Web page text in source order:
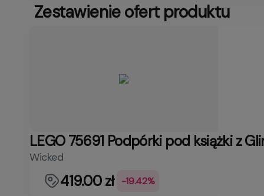
Zestawienie ofert produktu
LEGO 75691 Podpórki pod książki z
Wicked
419.00 zł -19.42%